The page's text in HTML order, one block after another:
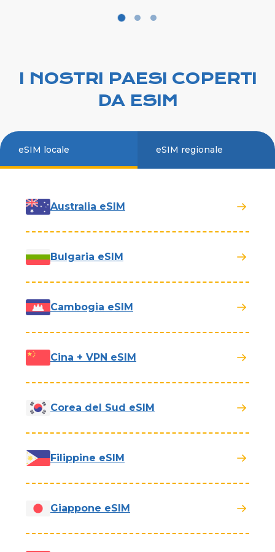
I NOSTRI PAESI COPERTI
DA ESIM
eSIM locale eSIM regionale
Australia eSIM
Bulgaria eSIM
Cambogia eSIM
Cina + VPN eSIM
Corea del Sud eSIM
Filippine eSIM
Giappone eSIM